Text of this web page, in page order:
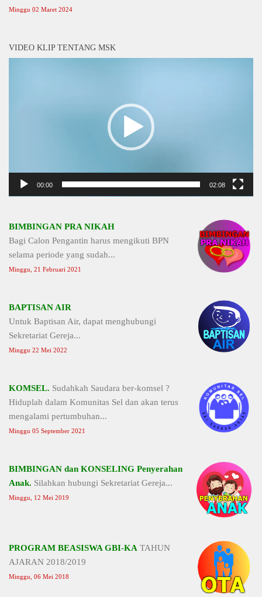
Minggu 02 Maret 2024
VIDEO KLIP TENTANG MSK
00:00 02:08
BIMBINGAN PRA NIKAH
Bagi Calon Pengantin harus mengikuti BPN
selama periode yang sudah...
Minggu, 21 Februari 2021
BAPTISAN AIR
Untuk Baptisan Air, dapat menghubungi
Sekretariat Gereja...
Minggu 22 Mei 2022
KOMSEL. Sudahkah Saudara ber-komsel ?
Hiduplah dalam Komunitas Sel dan akan terus
mengalami pertumbuhan...
Minggu 05 September 2021
BIMBINGAN dan KONSELING Penyerahan
Anak. Silahkan hubungi Sekretariat Gereja...
Minggu, 12 Mei 2019
PROGRAM BEASISWA GBI-KA TAHUN
AJARAN 2018/2019
Minggu, 06 Mei 2018